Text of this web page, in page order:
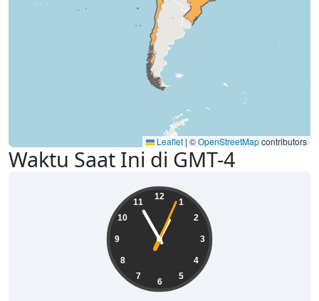
Waktu Saat Ini di GMT-4
12
1
2
3
4
5
6
7
8
9
10
11
Leaflet | ©OpenStreetMapcontributors